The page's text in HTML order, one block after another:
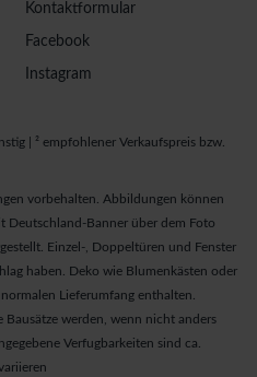
Kontaktformular
Facebook
Instagram
| ² empfohlener Verkaufspreis bzw.
vorbehalten. Abbildungen können
Deutschland-Banner über dem Foto
Einzel-, Doppeltüren und Fenster
haben. Deko wie Blumenkästen oder
Lieferumfang enthalten.
Bausätze werden, wenn nicht anders
Verfugbarkeiten sind ca.